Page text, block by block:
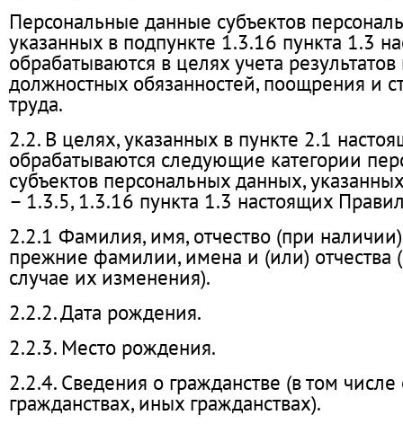
Персональные данные субъектов
указанных в подпункте 1.3.16 пункта 1.3
обрабатываются в целях учета
должностных обязанностей, поощрения и
труда.
2.2. В целях, указанных в пункте 2.1
обрабатываются следующие категории
субъектов персональных данных,
– 1.3.5, 1.3.16 пункта 1.3 настоящих
2.2.1 Фамилия, имя, отчество (при
прежние фамилии, имена и (или) отчества
случае их изменения).
2.2.2. Дата рождения.
2.2.3. Место рождения.
2.2.4. Сведения о гражданстве (в том
гражданствах, иных гражданствах).